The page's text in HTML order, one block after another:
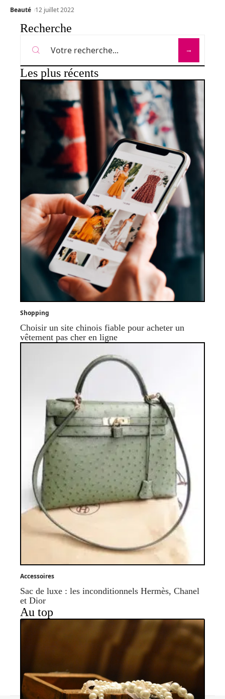
Beauté 12 juillet 2022
Recherche
Les plus récents
Shopping
Choisir un site chinois fiable pour acheter un
vêtement pas cher en ligne
Accessoires
Sac de luxe : les inconditionnels Hermès, Chanel
et Dior
Au top